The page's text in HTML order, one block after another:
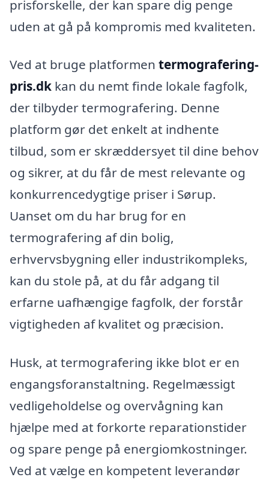
prisforskelle, der kan spare dig penge
uden at gå på kompromis med kvaliteten.
Ved at bruge platformen termografering-
pris.dk kan du nemt finde lokale fagfolk,
der tilbyder termografering. Denne
platform gør det enkelt at indhente
tilbud, som er skræddersyet til dine behov
og sikrer, at du får de mest relevante og
konkurrencedygtige priser i Sørup.
Uanset om du har brug for en
termografering af din bolig,
erhvervsbygning eller industrikompleks,
kan du stole på, at du får adgang til
erfarne uafhængige fagfolk, der forstår
vigtigheden af kvalitet og præcision.
Husk, at termografering ikke blot er en
engangsforanstaltning. Regelmæssigt
vedligeholdelse og overvågning kan
hjælpe med at forkorte reparationstider
og spare penge på energiomkostninger.
Ved at vælge en kompetent leverandør